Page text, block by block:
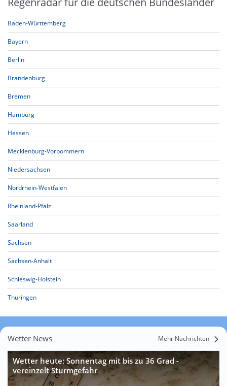
Baden-Württemberg
Bayern
Berlin
Brandenburg
Bremen
Hamburg
Hessen
Mecklenburg-Vorpommern
Niedersachsen
Nordrhein-Westfalen
Rheinland-Pfalz
Saarland
Sachsen
Sachsen-Anhalt
Schleswig-Holstein
Thüringen
Wetter News Mehr Nachrichten
Wetter heute: Sonnentag mit bis zu 36 Grad -
vereinzelt Sturmgefahr